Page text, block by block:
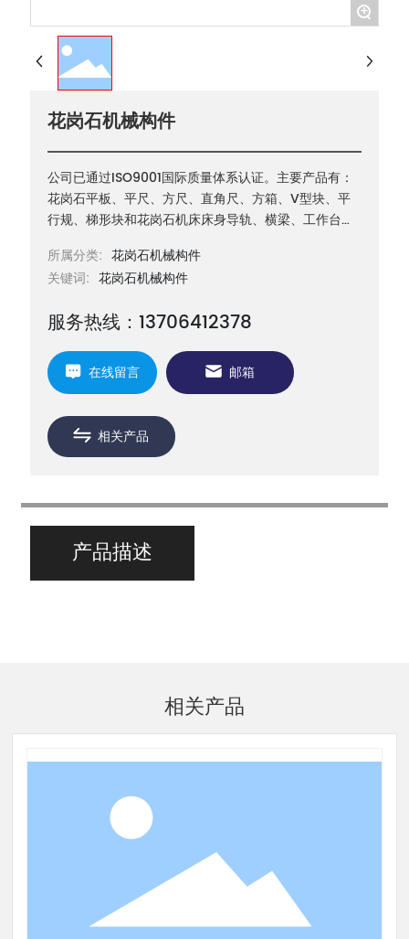
+
花岗石机械构件
公司已通过ISO9001国际质量体系认证。主要产品有：
花岗石平板、平尺、方尺、直角尺、方箱、V型块、平
行规、梯形块和花岗石机床床身导轨、横梁、工作台等
所属分类: 花岗石机械构件
关键词: 花岗石机械构件
服务热线：13706412378
在线留言 邮箱
相关产品
产品描述
相关产品